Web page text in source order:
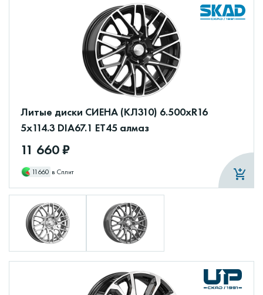
Литые диски СИЕНА (КЛ310) 6.500xR16
5x114.3 DIA67.1 ET45 алмаз
11 660 ₽
11660 в Сплит